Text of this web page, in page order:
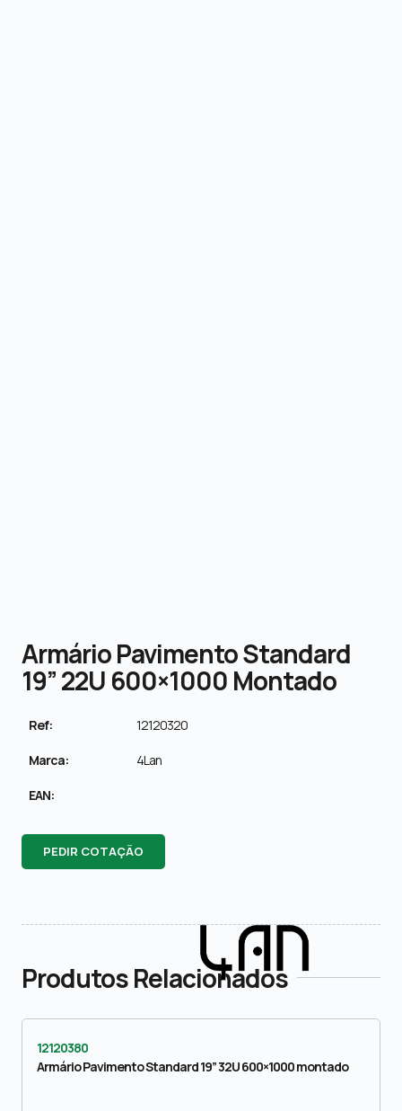
Armário Pavimento Standard
19” 22U 600×1000 Montado
Ref: 12120320
Marca: 4Lan
EAN:
PEDIR COTAÇÃO
Produtos Relacionados
12120380
Armário Pavimento Standard 19” 32U 600×1000 montado